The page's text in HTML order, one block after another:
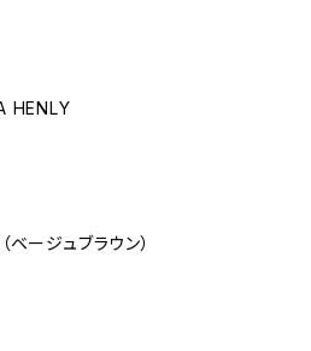
HENLY
ージュブラウン）